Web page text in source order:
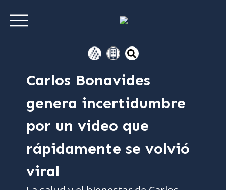
Carlos Bonavides
genera incertidumbre
por un video que
rápidamente se volvió
viral